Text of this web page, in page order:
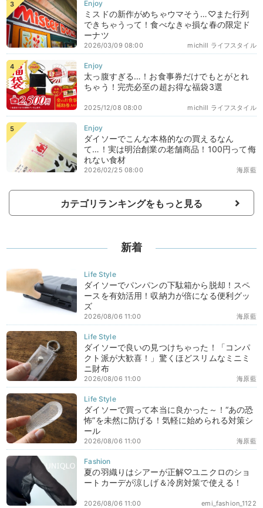
ミスドの新作がめちゃウマそう…♡また行列
できちゃうって！食べなきゃ損な春の限定ド
ーナツ
michill ライフスタイル
2026/03/09 08:00
太っ腹すぎる…！お食事券だけでもとがとれ
ちゃう！完売必至の超お得な福袋3選
michill ライフスタイル
2025/12/08 08:00
ダイソーでこんな本格的なの買えるなん
て…！実は明治創業の老舗商品！100円って侮
れない食材
海原藍
2026/02/25 08:00
カテゴリランキングをもっと見る
新着
ダイソーでパンパンの下駄箱から脱却！スペ
ースを有効活用！収納力が倍になる便利グッ
ズ
海原藍
2026/08/06 11:00
ダイソーで良いの見つけちゃった！「コンパ
クト派が大歓喜！」驚くほどスリムなミニミ
ニ財布
海原藍
2026/08/06 11:00
ダイソーで買って本当に良かった～！“あの恐
怖”を未然に防げる！気軽に始められる対策シ
ール
海原藍
2026/08/06 11:00
夏の羽織りはシアーが正解♡ユニクロのショ
ートカーデが涼しげ＆冷房対策で使える！
emi_fashion_1122
2026/08/06 11:00